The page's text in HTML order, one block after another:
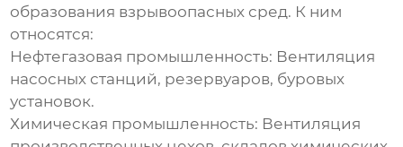
образования взрывоопасных сред. К ним
относятся:
Нефтегазовая промышленность: Вентиляция
насосных станций, резервуаров, буровых
установок.
Химическая промышленность: Вентиляция